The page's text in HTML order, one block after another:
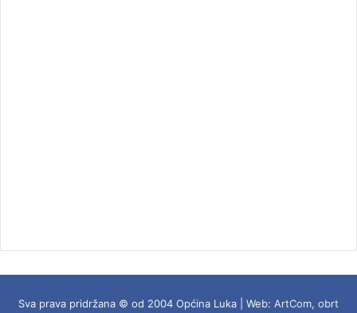
Sva prava pridržana © od 2004 Općina Luka | Web: ArtCom, obrt